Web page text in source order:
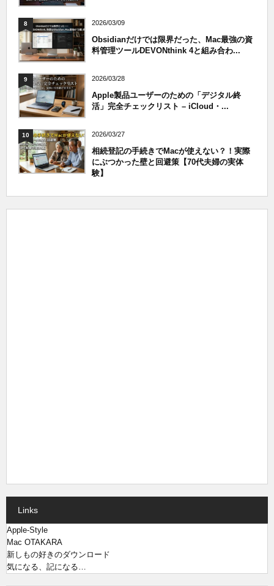
8 2026/03/09
Obsidianだけでは限界だった、Mac最強の資
料管理ツールDEVONthink 4と組み合わ...
9 2026/03/28
Apple製品ユーザーのための「デジタル終
活」完全チェックリスト – iCloud・...
10 2026/03/27
相続登記の手続きでMacが使えない？！実際
にぶつかった壁と回避策【70代夫婦の実体
験】
Links
Apple-Style
Mac OTAKARA
新しもの好きのダウンロード
気になる、記になる…